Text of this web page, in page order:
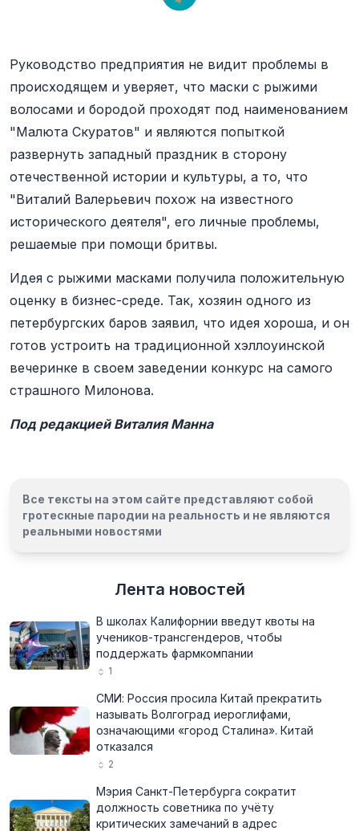
Руководство предприятия не видит проблемы в
происходящем и уверяет, что маски с рыжими
волосами и бородой проходят под наименованием
"Малюта Скуратов" и являются попыткой
развернуть западный праздник в сторону
отечественной истории и культуры, а то, что
"Виталий Валерьевич похож на известного
исторического деятеля", его личные проблемы,
решаемые при помощи бритвы.
Идея с рыжими масками получила положительную
оценку в бизнес-среде. Так, хозяин одного из
петербургских баров заявил, что идея хороша, и он
готов устроить на традиционной хэллоуинской
вечеринке в своем заведении конкурс на самого
страшного Милонова.
Под редакцией Виталия Манна
Все тексты на этом сайте представляют собой
гротескные пародии на реальность и не являются
реальными новостями
Лента новостей
В школах Калифорнии введут квоты на
учеников-трансгендеров, чтобы
поддержать фармкомпании
1
СМИ: Россия просила Китай прекратить
называть Волгоград иероглифами,
означающими «город Сталина». Китай
отказался
2
Мэрия Санкт-Петербурга сократит
должность советника по учёту
критических замечаний в адрес